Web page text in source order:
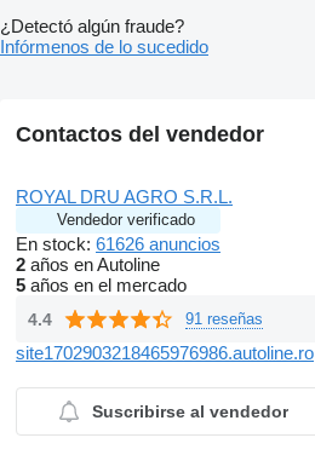
¿Detectó algún fraude?
Infórmenos de lo sucedido
Contactos del vendedor
ROYAL DRU AGRO S.R.L.
Vendedor verificado
En stock: 61626 anuncios
2 años en Autoline
5 años en el mercado
4.4 91 reseñas
site1702903218465976986.autoline.ro
Suscribirse al vendedor